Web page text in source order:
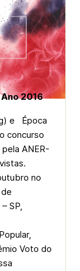
2016
e Época
concurso
ANER-
no
SP,
Voto do